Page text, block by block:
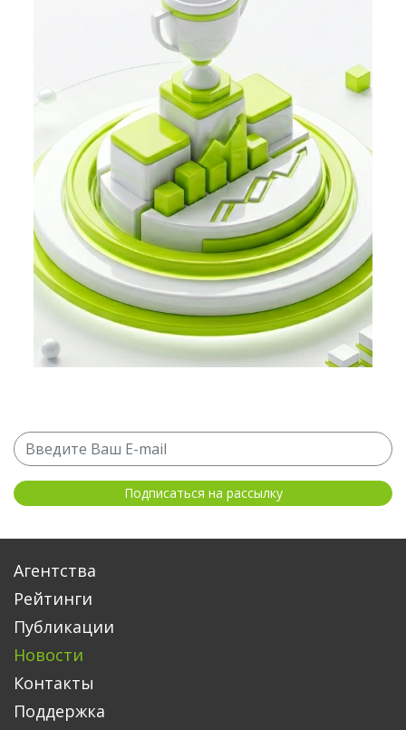
Агентства
Рейтинги
Публикации
Новости
Контакты
Поддержка